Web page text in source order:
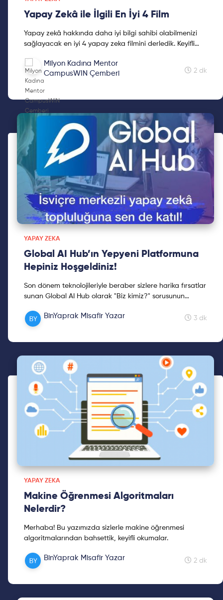
Yapay Zekâ ile İlgili En İyi 4 Film
Yapay zekâ hakkında daha iyi bilgi sahibi olabilmenizi
sağlayacak en iyi 4 yapay zeka filmini derledik. Keyifli
Milyon Kadına Mentor
CampusWIN Çemberi
2 dk
YAPAY ZEKA
Global AI Hub’ın Yepyeni Platformuna
Hepiniz Hoşgeldiniz!
Son dönem teknolojileriyle beraber sizlere harika fırsatlar
sunan Global AI Hub olarak "Biz kimiz?" sorusunun
okumalar dileriz!
BinYaprak Misafir Yazar 3 dk
YAPAY ZEKA
Makine Öğrenmesi Algoritmaları
Nelerdir?
Merhaba! Bu yazımızda sizlerle makine öğrenmesi
algoritmalarından bahsettik, keyifli okumalar.
BinYaprak Misafir Yazar 2 dk